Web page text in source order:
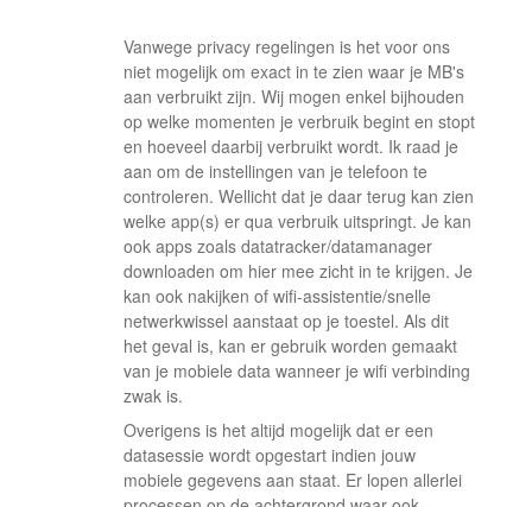
Vanwege privacy regelingen is het voor ons
niet mogelijk om exact in te zien waar je MB's
aan verbruikt zijn. Wij mogen enkel bijhouden
op welke momenten je verbruik begint en stopt
en hoeveel daarbij verbruikt wordt. Ik raad je
aan om de instellingen van je telefoon te
controleren. Wellicht dat je daar terug kan zien
welke app(s) er qua verbruik uitspringt. Je kan
ook apps zoals datatracker/datamanager
downloaden om hier mee zicht in te krijgen. Je
kan ook nakijken of wifi-assistentie/snelle
netwerkwissel aanstaat op je toestel. Als dit
het geval is, kan er gebruik worden gemaakt
van je mobiele data wanneer je wifi verbinding
zwak is.
Overigens is het altijd mogelijk dat er een
datasessie wordt opgestart indien jouw
mobiele gegevens aan staat. Er lopen allerlei